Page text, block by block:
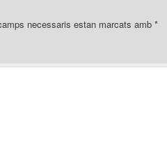
necessaris estan marcats amb *